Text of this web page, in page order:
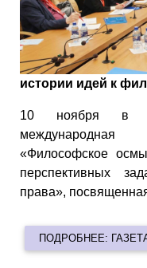
истории идей к
10 ноября в
«Философское
перспективных
права»,
ПОДРОБНЕЕ: